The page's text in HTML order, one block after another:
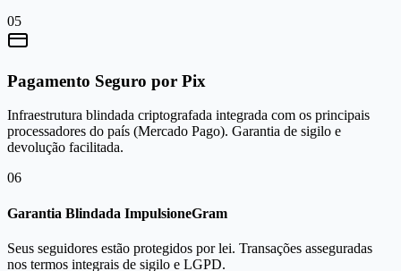
05
Pagamento Seguro por Pix
Infraestrutura blindada criptografada integrada com os principais
processadores do país (Mercado Pago). Garantia de sigilo e
devolução facilitada.
06
Garantia Blindada ImpulsioneGram
Seus seguidores estão protegidos por lei. Transações asseguradas
nos termos integrais de sigilo e LGPD.